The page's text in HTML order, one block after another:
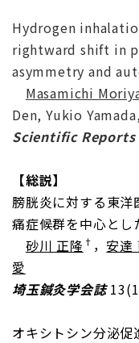
Hydrogen
rightward shift in
asymmetry and
Masamichi
Den, Yukio
Scientific Reports
【総説】
膀胱炎に対する東
痛症候群を中心と
砂川 正隆 † ，安達
愛
埼玉鍼灸学会誌
オキシトシン分泌